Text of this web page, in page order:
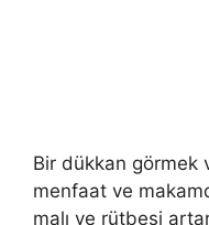
Bir dükkan görmek
menfaat ve
malı ve rütbesi